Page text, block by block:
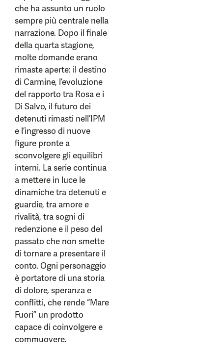
che ha assunto un ruolo
sempre più centrale nella
narrazione. Dopo il finale
della quarta stagione,
molte domande erano
rimaste aperte: il destino
di Carmine, l’evoluzione
del rapporto tra Rosa e i
Di Salvo, il futuro dei
detenuti rimasti nell’IPM
e l’ingresso di nuove
figure pronte a
sconvolgere gli equilibri
interni. La serie continua
a mettere in luce le
dinamiche tra detenuti e
guardie, tra amore e
rivalità, tra sogni di
redenzione e il peso del
passato che non smette
di tornare a presentare il
conto. Ogni personaggio
è portatore di una storia
di dolore, speranza e
conflitti, che rende “Mare
Fuori” un prodotto
capace di coinvolgere e
commuovere.